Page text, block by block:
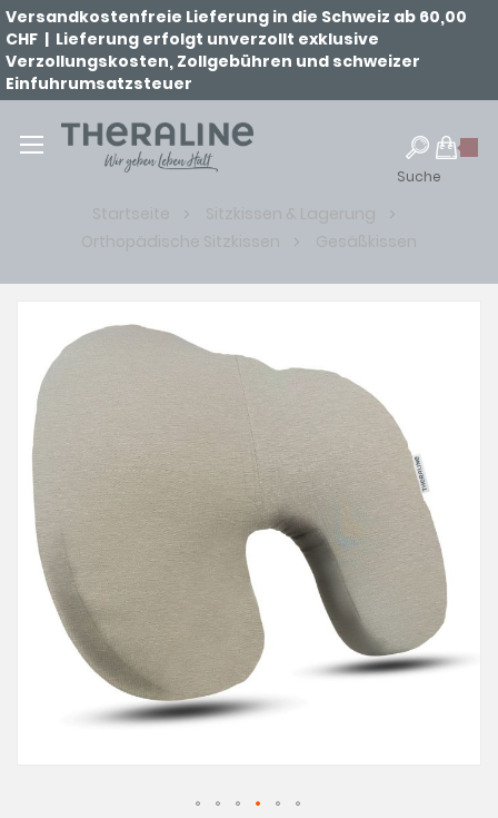
Versandkostenfreie Lieferung in die Schweiz ab 60,00
CHF | Lieferung erfolgt unverzollt exklusive
Verzollungskosten, Zollgebühren und schweizer
Einfuhrumsatzsteuer
Suche
Startseite
Sitzkissen & Lagerung
Orthopädische Sitzkissen
Gesäßkissen
Bildgalerie
springen